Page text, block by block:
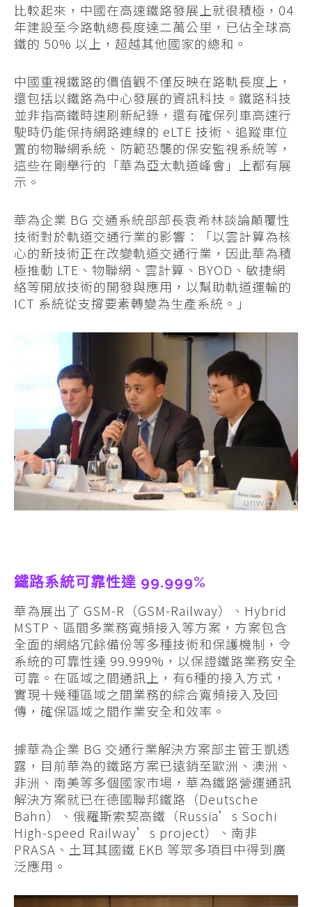
比較起來，中國在高速鐵路發展上就很積極，04
年建設至今路軌總長度達二萬公里，已佔全球高
鐵的 50% 以上，超越其他國家的總和。
中國重視鐵路的價值觀不僅反映在路軌長度上，
還包括以鐵路為中心發展的資訊科技。鐵路科技
並非指高鐵時速刷新紀錄，還有確保列車高速行
駛時仍能保持網路連線的 eLTE 技術、追蹤車位
置的物聯網系統、防範恐襲的保安監視系統等，
這些在剛舉行的「華為亞太軌道峰會」上都有展
示。
華為企業 BG 交通系統部部長袁希林談論顛覆性
技術對於軌道交通行業的影響：「以雲計算為核
心的新技術正在改變軌道交通行業，因此華為積
極推動 LTE、物聯網、雲計算、BYOD、敏捷網
絡等開放技術的開發與應用，以幫助軌道運輸的
ICT 系統從支撐要素轉變為生產系統。」
鐵路系統可靠性達 99.999%
華為展出了 GSM-R（GSM-Railway）、Hybrid
MSTP、區間多業務寬頻接入等方案，方案包含
全面的網絡冗餘備份等多種技術和保護機制，令
系統的可靠性達 99.999%，以保證鐵路業務安全
可靠。在區域之間通訊上，有6種的接入方式，
實現十幾種區域之間業務的綜合寬頻接入及回
傳，確保區域之間作業安全和效率。
據華為企業 BG 交通行業解決方案部主管王凱透
露，目前華為的鐵路方案已遠銷至歐洲、澳洲、
非洲、南美等多個國家市場，華為鐵路營運通訊
解決方案就已在德國聯邦鐵路（Deutsche
Bahn）、俄羅斯索契高鐵（Russia’s Sochi
High-speed Railway’s project）、南非
PRASA、土耳其國鐵 EKB 等眾多項目中得到廣
泛應用。